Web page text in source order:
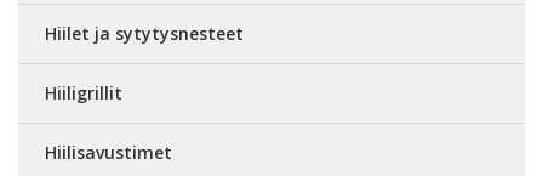
Hiilet ja sytytysnesteet
Hiiligrillit
Hiilisavustimet